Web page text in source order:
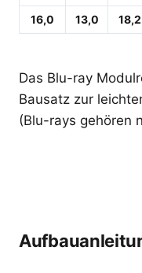
16,0 13,0 18,2
Das Blu-ray
Bausatz zur
(Blu-rays gehören